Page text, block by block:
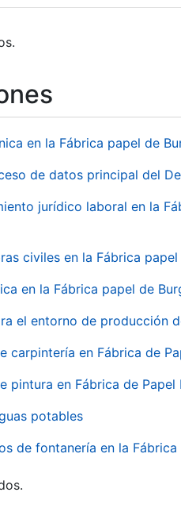
en la Fábrica papel de
de datos principal del
jurídico laboral en la
civiles en la Fábrica
en la Fábrica papel de
el entorno de producción
carpintería en Fábrica de
pintura en Fábrica de Papel
potables
de fontanería en la